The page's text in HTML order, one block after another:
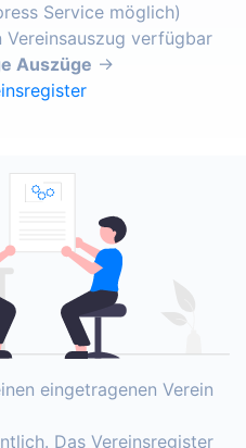
Service möglich)
Vereinsauszug verfügbar
Auszüge →
eingetragenen Verein
Das Vereinsregister